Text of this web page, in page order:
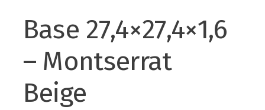
Base 27,4×27,4×1,6
– Montserrat
Beige